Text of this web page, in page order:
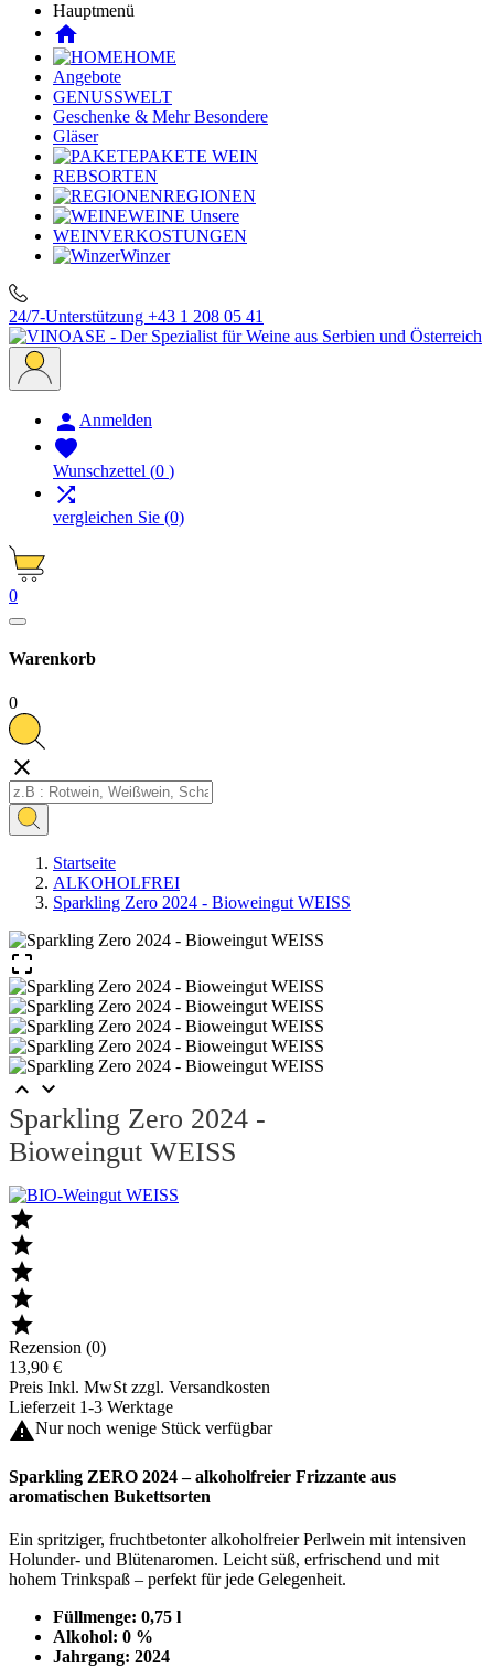
Hauptmenü
home
HOME
Angebote
GENUSSWELT
Geschenke & MehrBesondere
Gläser
PAKETE WEIN
REBSORTEN
REGIONEN
WEINE Unsere
WEINVERKOSTUNGEN
Winzer
24/7-Unterstützung +43 1 208 05 41
 Anmelden

Wunschzettel (0 )

vergleichen Sie (0)
0
Warenkorb
0

Startseite
ALKOHOLFREI
Sparkling Zero 2024 - Bioweingut WEISS

 
Sparkling Zero 2024 -
Bioweingut WEISS





Rezension (0)
13,90 €
Preis Inkl. MwSt zzgl. Versandkosten
Lieferzeit 1-3 Werktage
Nur noch wenige Stück verfügbar
Sparkling ZERO 2024 – alkoholfreier Frizzante aus
aromatischen Bukettsorten
Ein spritziger, fruchtbetonter alkoholfreier Perlwein mit intensiven
Holunder‑ und Blütenaromen. Leicht süß, erfrischend und mit
hohem Trinkspaß – perfekt für jede Gelegenheit.
Füllmenge: 0,75 l
Alkohol: 0 %
Jahrgang: 2024